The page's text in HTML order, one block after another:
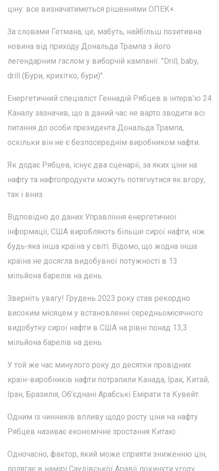
ціну: все визначатиметься рішеннями ОПЕК+.
За словами Гетмана, це, мабуть, найбільш позитивна
новина від приходу Дональда Трампа з його
легендарним гаслом у виборчій кампанії: "Drill, baby,
drill (Бури, крихітко, бури)".
Енергетичний спеціаліст Геннадій Рябцев в інтерв'ю 24
Каналу зазначив, що в даний час не варто зводити всі
питання до особи президента Дональда Трампа,
оскільки він не є безпосереднім виробником нафти.
Як додає Рябцев, існує два сценарії, за яких ціни на
нафту та нафтопродукти можуть потягнутися як вгору,
так і вниз.
Відповідно до даних Управління енергетичної
інформації, США виробляють більше сирої нафти, ніж
будь-яка інша країна у світі. Відомо, що жодна інша
країна не досягла видобувної потужності в 13
мільйона барелів на день.
Зверніть увагу! Грудень 2023 року став рекордно
високим місяцем у встановленні середньомісячного
видобутку сирої нафти в США на рівні понад 13,3
мільйона барелів на день.
У той же час минулого року до десятки провідних
країн-виробників нафти потрапили Канада, Ірак, Китай,
Іран, Бразилія, Об’єднані Арабські Емірати та Кувейт.
Одним із чинників впливу щодо росту ціни на нафту
Рябцев називає економічне зростання Китаю:
Одночасно, фактор, який може сприяти зниженню цін,
полягає в намірі Саудівської Аравії покинути угоду